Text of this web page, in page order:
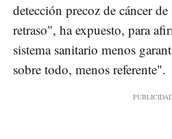
detección precoz de cáncer
retraso", ha expuesto, para
sistema sanitario menos
sobre todo, menos referente".